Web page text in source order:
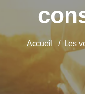
Accueil Les